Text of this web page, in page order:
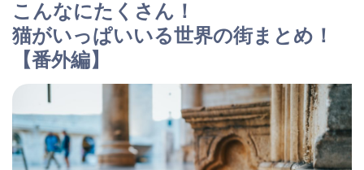
こんなにたくさん！
猫がいっぱいいる世界の街まとめ！
【番外編】